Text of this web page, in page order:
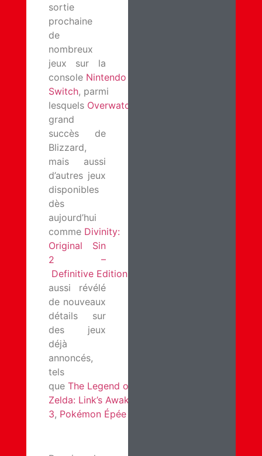
sortie
prochaine
de
nombreux
jeux sur la
console Nintendo
Switch, parmi
lesquels Overwatch
grand
succès de
Blizzard,
mais aussi
d’autres jeux
disponibles
dès
aujourd’hui
comme Divinity:
Original Sin
2 –
Definitive Edition. Nintendo a
aussi révélé
de nouveaux
détails sur
des jeux
déjà
annoncés,
tels
que The Legend of
Zelda: Link’s Awakening
3, Pokémon Épéeet